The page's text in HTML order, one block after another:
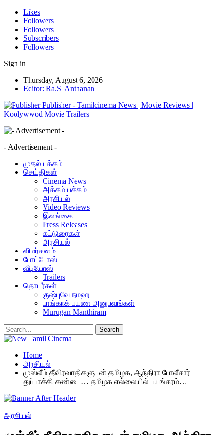
Likes
Followers
Followers
Subscribers
Followers
Sign in
Thursday, August 6, 2026
Editor: Ra.S. Anthanan
Publisher - Tamilcinema News | Movie Reviews |
Koolywwod Movie Trailers
- Advertisement -
முதல் பக்கம்
செய்திகள்
Cinema News
அக்கம் பக்கம்
அரசியல்
Video Reviews
இலங்கை
Press Releases
கட்டுரைகள்
அரசியல்
விமர்சனம்
போட்டோஸ்
வீடியோஸ்
Trailers
தொடர்கள்
குஷ்புவே நமஹ
பாங்காக் பயண அனுபவங்கள்
Murugan Manthiram
Home
அரசியல்
முஸ்லீம் தீவிரவாதிகளுடன் தமிழக, ஆந்திரா போலீசார்
துப்பாக்கி சண்டை… தமிழக எல்லையில் பயங்கரம்…
அரசியல்